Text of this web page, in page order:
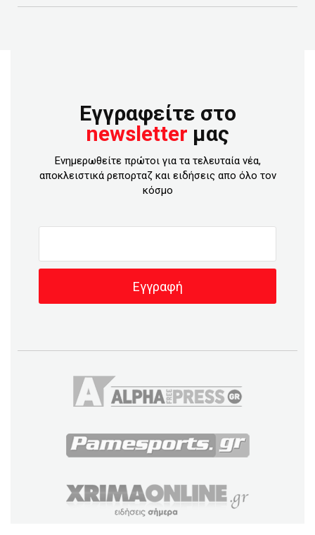
Εγγραφείτε στο
newsletter μας
Ενημερωθείτε πρώτοι για τα τελευταία νέα,
αποκλειστικά ρεπορταζ και ειδήσεις απο όλο τον
κόσμο